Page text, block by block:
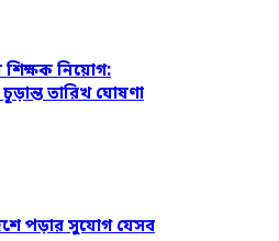
শিক্ষক নিয়োগ:
তারিখ ঘোষণা
পড়ার সুযোগ যেসব